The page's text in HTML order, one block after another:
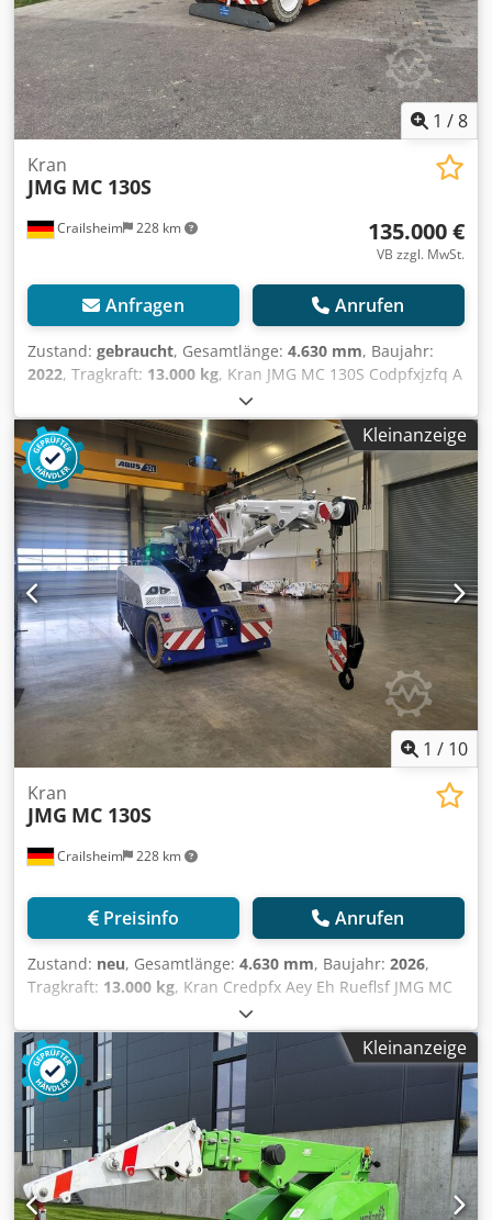
1 /8
Crailsheim 228 km
Kran
JMG MC 130S
135.000 €
VB zzgl. MwSt.
Anfragen Anrufen
Zustand: gebraucht, Gesamtlänge: 4.630 mm, Baujahr:
2022, Tragkraft: 13.000 kg, Kran JMG MC 130S Codpfxjzfq A
Rj Aflorf Antrieb Elektro Baujahr 2022 Tragkraft (kg) 13.000
Kleinanzeige
1 / 10
Crailsheim 228 km
Kran
JMG MC 130S
Preisinfo Anrufen
Zustand: neu, Gesamtlänge: 4.630 mm, Baujahr: 2026,
Tragkraft: 13.000 kg, Kran Credpfx Aey Eh Rueflsf JMG MC
130S Antrieb Elektro Baujahr 2026 Tragkraft (kg) 13.000
Kleinanzeige